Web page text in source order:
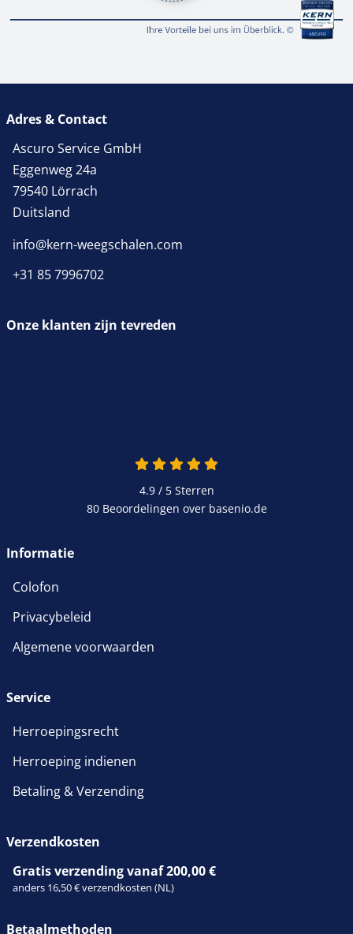
Adres & Contact
Ascuro Service GmbH
Eggenweg 24a
79540 Lörrach
Duitsland
info@kern-weegschalen.com
+31 85 7996702
Onze klanten zijn tevreden
4.9 / 5Sterren
80 Beoordelingen over basenio.de
Informatie
Colofon
Privacybeleid
Algemene voorwaarden
Service
Herroepingsrecht
Herroeping indienen
Betaling & Verzending
Verzendkosten
Gratis verzending vanaf 200,00 €
anders 16,50 € verzendkosten (NL)
Betaalmethoden